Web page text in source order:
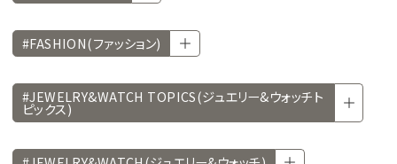
#FASHION(ファッション)
#JEWELRY&WATCH TOPICS(ジュエリー&ウォッチト
ピックス)